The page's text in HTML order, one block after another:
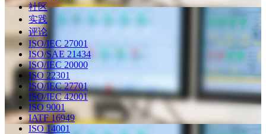
社区
实践
评论
ISO/IEC 27001
ISO/SAE 21434
ISO/IEC 20000
ISO 22301
ISO/IEC 27701
ISO/IEC 42001
ISO 9001
IATF 16949
ISO 14001